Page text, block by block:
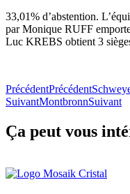
33,01% d’abstention.
par Monique RUFF
Luc KREBS obtient 3
PrécédentPrécédent
SuivantMontbronnSuivant
Ça peut vous